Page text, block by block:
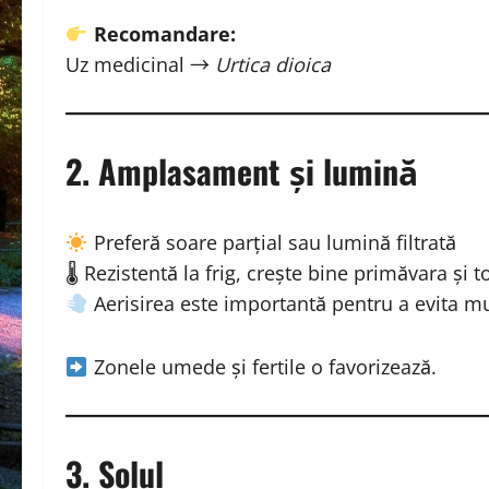
Recomandare:
Uz medicinal → Urtica dioica
2. Amplasament și lumină
Preferă soare parțial sau lumină filtrată
🌡 Rezistentă la frig, crește bine primăvara și
Aerisirea este importantă pentru a evita
Zonele umede și fertile o favorizează.
3. Solul